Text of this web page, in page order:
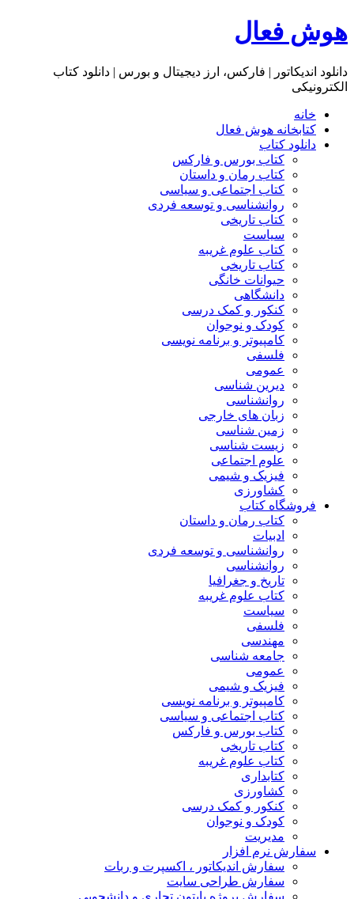
هوش فعال
دانلود اندیکاتور | فارکس، ارز دیجیتال و بورس | دانلود کتاب
الکترونیکی
خانه
کتابخانه هوش فعال
دانلود کتاب
کتاب بورس و فارکس
کتاب رمان و داستان
کتاب اجتماعی و سیاسی
روانشناسی و توسعه فردی
کتاب تاریخی
سیاست
کتاب علوم غریبه
کتاب تاریخی
حیوانات خانگی
دانشگاهی
کنکور و کمک‌ درسی
کودک و نوجوان
کامپیوتر و برنامه نویسی
فلسفی
عمومی
دیرین شناسی
روانشناسی
زبان های خارجی
زمین شناسی
زیست شناسی
علوم اجتماعی
فیزیک و شیمی
کشاورزی
فروشگاه کتاب
کتاب رمان و داستان
ادبیات
روانشناسی و توسعه فردی
روانشناسی
تاریخ و جغرافیا
کتاب علوم غریبه
سیاست
فلسفی
مهندسی
جامعه شناسی
عمومی
فیزیک و شیمی
کامپیوتر و برنامه نویسی
کتاب اجتماعی و سیاسی
کتاب بورس و فارکس
کتاب تاریخی
کتاب علوم غریبه
کتابداری
کشاورزی
کنکور و کمک‌ درسی
کودک و نوجوان
مدیریت
سفارش نرم افزار
سفارش اندیکاتور ، اکسپرت و ربات
سفارش طراحی سایت
سفارش پروژه پایتون تجاری و دانشجویی